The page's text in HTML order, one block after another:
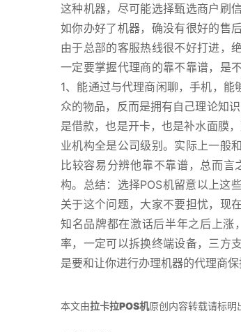
这种机器，尽可能选择甄选商户刷
如你办好了机器，确没有很好的售
由于总部的客服热线很不好打进，
一定要掌握代理商的靠不靠谱，是
1、能通过与代理商闲聊，手机，
众的物品，反而是拥有自己理论知
是借款，也是开卡，也是补水面膜
业机构全是公司级别。实际上一般
比较容易分辨他靠不靠谱，总而
构。总结：选择POS机留意以上这
关于这个问题，大家不要担忧，现
知名品牌都在激话后半年之后上涨
率，一定可以拆换终端设备，三方
是要和让你进行办理机器的代理商
本文由拉卡拉POS机原创内容转载请标明